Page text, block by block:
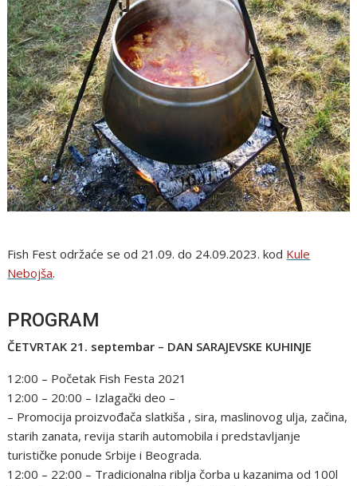
Fish Fest održaće se od 21.09. do 24.09.2023. kod Kule
Nebojša.
PROGRAM
ČETVRTAK 21. septembar – DAN SARAJEVSKE KUHINJE
12:00 – Početak Fish Festa 2021
12:00 – 20:00 – Izlagački deo –
– Promocija proizvođača slatkiša , sira, maslinovog ulja, začina,
starih zanata, revija starih automobila i predstavljanje
turističke ponude Srbije i Beograda.
12:00 – 22:00 – Tradicionalna riblja čorba u kazanima od 100l